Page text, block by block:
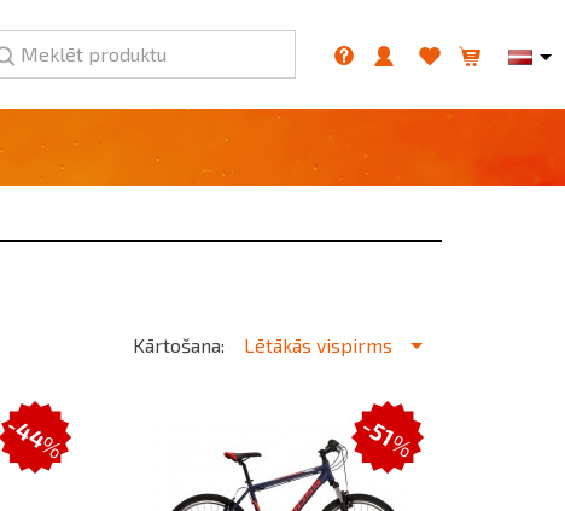
Meklēt produktu
Kārtošana: Lētākās vispirms
-44% -51%